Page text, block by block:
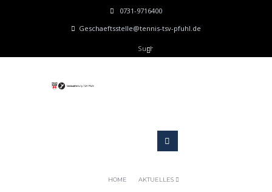
0731-9716400
Geschaeftsstelle@tennis-tsv-pfuhl.de
HOME AKTUELLES